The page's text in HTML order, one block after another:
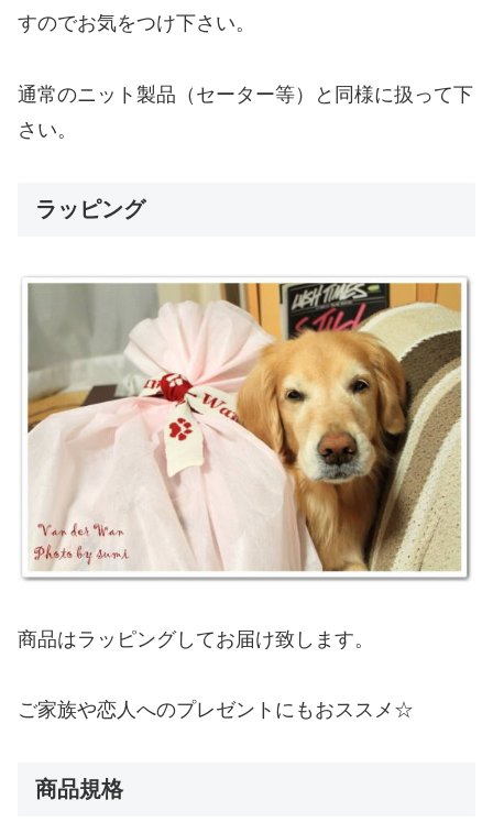
すのでお気をつけ下さい。
通常のニット製品（セーター等）と同様に扱って下
さい。
ラッピング
商品はラッピングしてお届け致します。
ご家族や恋人へのプレゼントにもおススメ☆
商品規格